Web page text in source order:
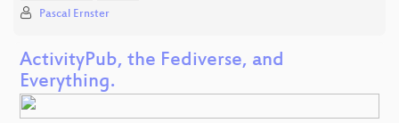
Pascal Ernster
ActivityPub, the Fediverse, and
Everything.